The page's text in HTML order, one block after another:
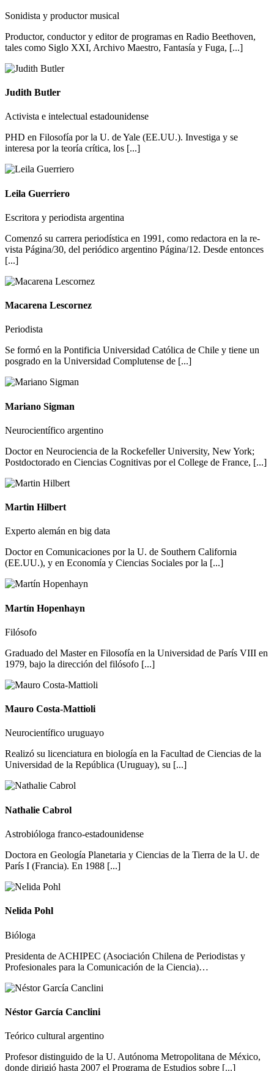
Sonidista y productor musical
Productor, conductor y editor de programas en Radio Beethoven,
tales como Siglo XXI, Archivo Maestro, Fantasía y Fuga, [...]
Judith Butler
Activista e intelectual estadounidense
PHD en Filosofía por la U. de Yale (EE.UU.). Investiga y se
interesa por la teoría crítica, los [...]
Leila Guerriero
Escritora y periodista argentina
Co­men­zó su carre­ra pe­rio­dís­ti­ca en 1991, como redactora en la re­
vis­ta Pá­gi­na/30, del periódico argentino Página/12. Desde entonces
[...]
Macarena Lescornez
Periodista
Se formó en la Pontificia Universidad Católica de Chile y tiene un
posgrado en la Universidad Complutense de [...]
Mariano Sigman
Neurocientífico argentino
Doctor en Neurociencia de la Rockefeller University, New York;
Postdoctorado en Ciencias Cognitivas por el College de France, [...]
Martin Hilbert
Experto alemán en big data
Doctor en Comunicaciones por la U. de Southern California
(EE.UU.), y en Economía y Ciencias Sociales por la [...]
Martín Hopenhayn
Filósofo
Graduado del Master en Filosofía en la Universidad de París VIII en
1979, bajo la dirección del filósofo [...]
Mauro Costa-Mattioli
Neurocientífico uruguayo
Realizó su licenciatura en biología en la Facultad de Ciencias de la
Universidad de la República (Uruguay), su [...]
Nathalie Cabrol
Astrobióloga franco-estadounidense
Doctora en Geología Planetaria y Ciencias de la Tierra de la U. de
París I (Francia). En 1988 [...]
Nelida Pohl
Bióloga
Presidenta de ACHIPEC (Asociación Chilena de Periodistas y
Profesionales para la Comunicación de la Ciencia)…
Néstor García Canclini
Teórico cultural argentino
Profesor distinguido de la U. Autónoma Metropolitana de México,
donde dirigió hasta 2007 el Programa de Estudios sobre [...]